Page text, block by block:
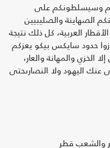
وسيسلطونكم على
الصهاينة والصليبيين
العربية، كل ذلك نتيجة
حدود سايكس بيكو يعزكم
الخزي والمهانة والعار،
عنك اليهود ولا النصارىحتى
والشعب قطر